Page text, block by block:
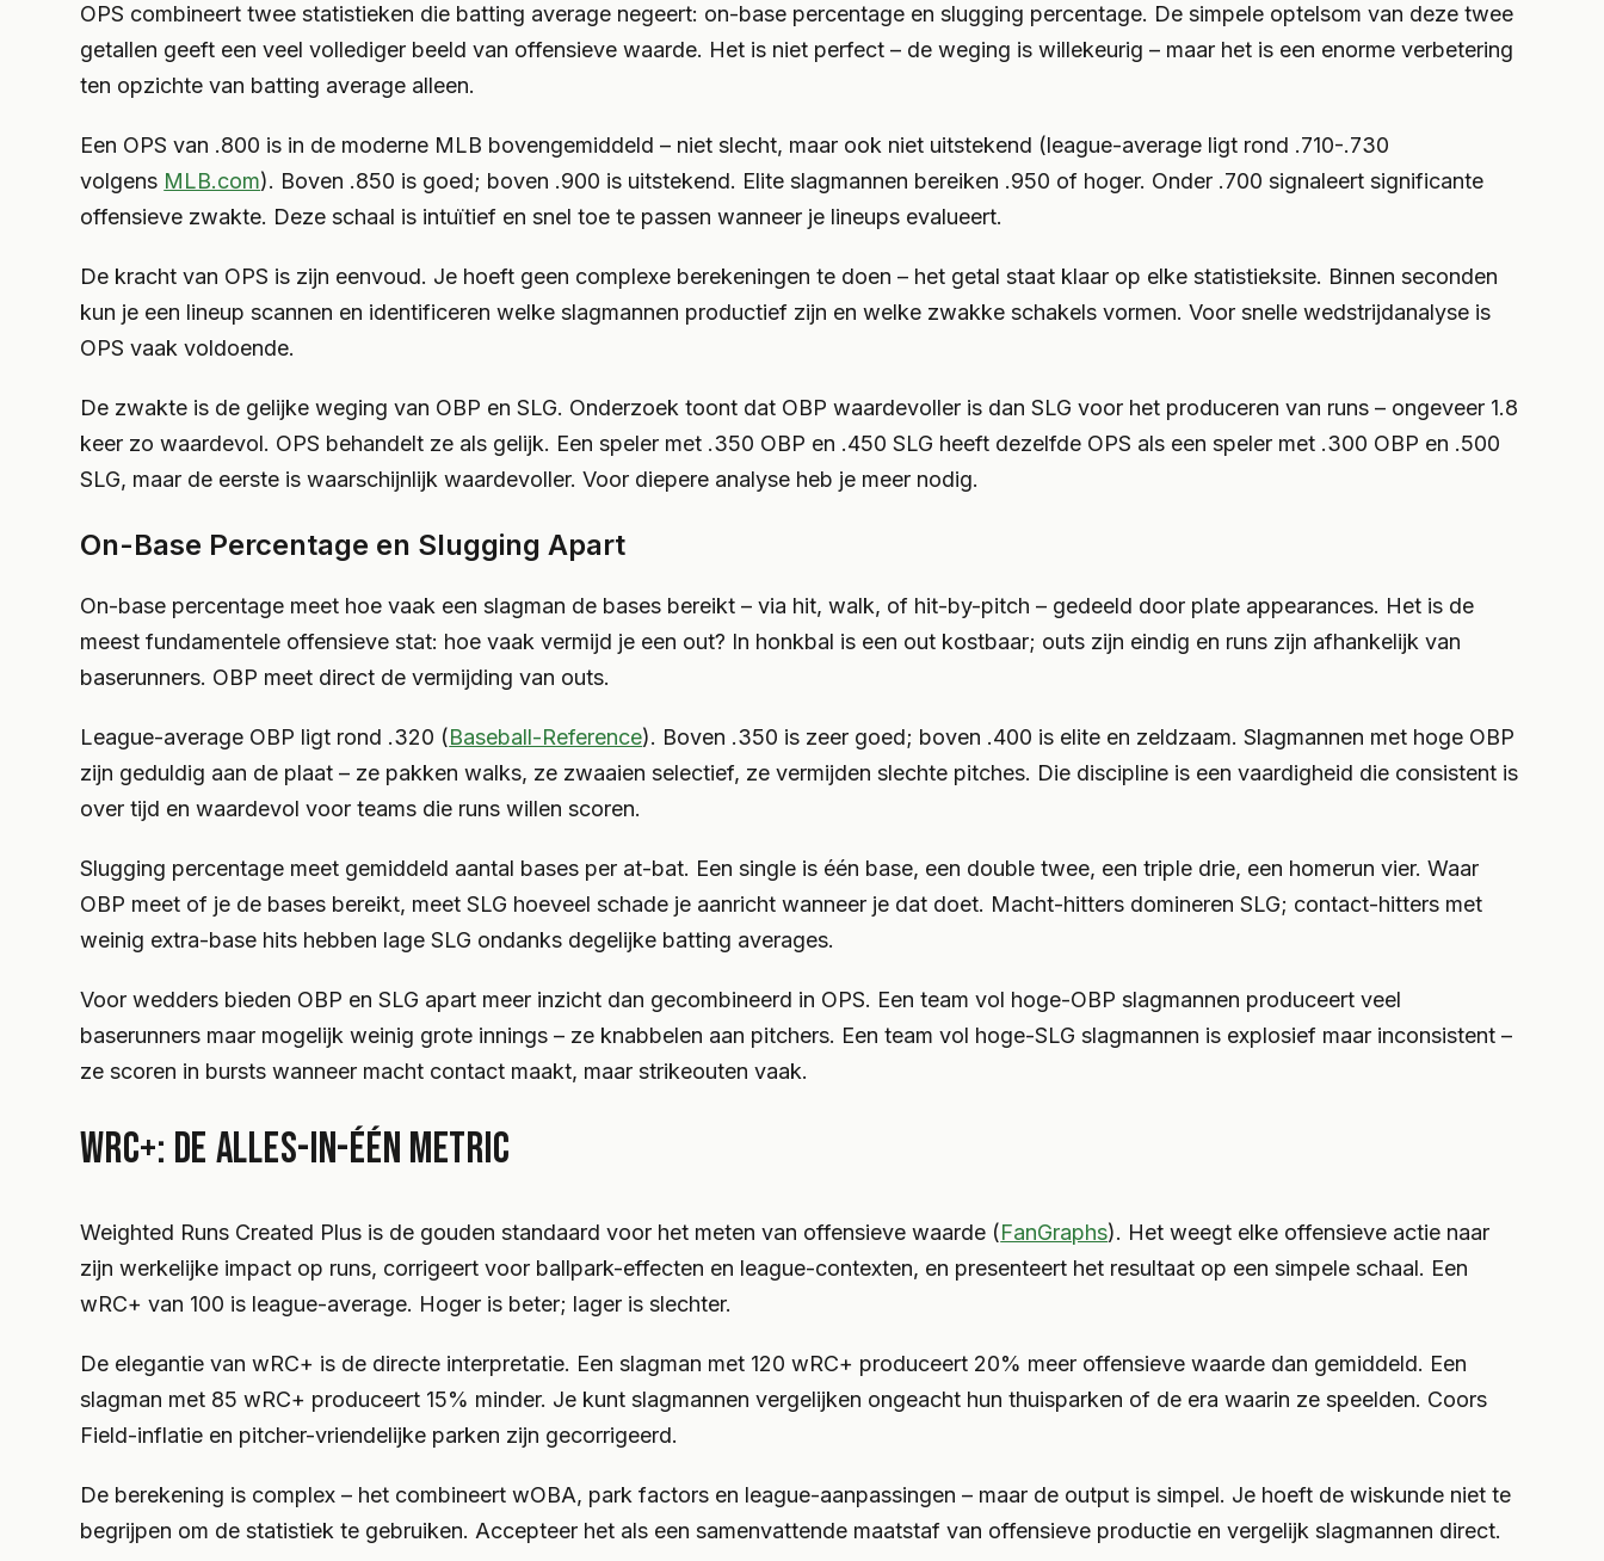
OPS combineert twee statistieken die batting average negeert: on-base percentage en slugging percentage. De simpele optelsom van deze twee
getallen geeft een veel vollediger beeld van offensieve waarde. Het is niet perfect – de weging is willekeurig – maar het is een enorme verbetering
ten opzichte van batting average alleen.
Een OPS van .800 is in de moderne MLB bovengemiddeld – niet slecht, maar ook niet uitstekend (league-average ligt rond .710-.730
volgens MLB.com). Boven .850 is goed; boven .900 is uitstekend. Elite slagmannen bereiken .950 of hoger. Onder .700 signaleert significante
offensieve zwakte. Deze schaal is intuïtief en snel toe te passen wanneer je lineups evalueert.
De kracht van OPS is zijn eenvoud. Je hoeft geen complexe berekeningen te doen – het getal staat klaar op elke statistieksite. Binnen seconden
kun je een lineup scannen en identificeren welke slagmannen productief zijn en welke zwakke schakels vormen. Voor snelle wedstrijdanalyse is
OPS vaak voldoende.
De zwakte is de gelijke weging van OBP en SLG. Onderzoek toont dat OBP waardevoller is dan SLG voor het produceren van runs – ongeveer 1.8
keer zo waardevol. OPS behandelt ze als gelijk. Een speler met .350 OBP en .450 SLG heeft dezelfde OPS als een speler met .300 OBP en .500
SLG, maar de eerste is waarschijnlijk waardevoller. Voor diepere analyse heb je meer nodig.
On-Base Percentage en Slugging Apart
On-base percentage meet hoe vaak een slagman de bases bereikt – via hit, walk, of hit-by-pitch – gedeeld door plate appearances. Het is de
meest fundamentele offensieve stat: hoe vaak vermijd je een out? In honkbal is een out kostbaar; outs zijn eindig en runs zijn afhankelijk van
baserunners. OBP meet direct de vermijding van outs.
League-average OBP ligt rond .320 (Baseball-Reference). Boven .350 is zeer goed; boven .400 is elite en zeldzaam. Slagmannen met hoge OBP
zijn geduldig aan de plaat – ze pakken walks, ze zwaaien selectief, ze vermijden slechte pitches. Die discipline is een vaardigheid die consistent is
over tijd en waardevol voor teams die runs willen scoren.
Slugging percentage meet gemiddeld aantal bases per at-bat. Een single is één base, een double twee, een triple drie, een homerun vier. Waar
OBP meet of je de bases bereikt, meet SLG hoeveel schade je aanricht wanneer je dat doet. Macht-hitters domineren SLG; contact-hitters met
weinig extra-base hits hebben lage SLG ondanks degelijke batting averages.
Voor wedders bieden OBP en SLG apart meer inzicht dan gecombineerd in OPS. Een team vol hoge-OBP slagmannen produceert veel
baserunners maar mogelijk weinig grote innings – ze knabbelen aan pitchers. Een team vol hoge-SLG slagmannen is explosief maar inconsistent –
ze scoren in bursts wanneer macht contact maakt, maar strikeouten vaak.
WRC+: DE ALLES-IN-ÉÉN METRIC
Weighted Runs Created Plus is de gouden standaard voor het meten van offensieve waarde (FanGraphs). Het weegt elke offensieve actie naar
zijn werkelijke impact op runs, corrigeert voor ballpark-effecten en league-contexten, en presenteert het resultaat op een simpele schaal. Een
wRC+ van 100 is league-average. Hoger is beter; lager is slechter.
De elegantie van wRC+ is de directe interpretatie. Een slagman met 120 wRC+ produceert 20% meer offensieve waarde dan gemiddeld. Een
slagman met 85 wRC+ produceert 15% minder. Je kunt slagmannen vergelijken ongeacht hun thuisparken of de era waarin ze speelden. Coors
Field-inflatie en pitcher-vriendelijke parken zijn gecorrigeerd.
De berekening is complex – het combineert wOBA, park factors en league-aanpassingen – maar de output is simpel. Je hoeft de wiskunde niet te
begrijpen om de statistiek te gebruiken. Accepteer het als een samenvattende maatstaf van offensieve productie en vergelijk slagmannen direct.